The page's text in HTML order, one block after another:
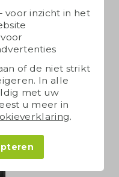
Pipe fles
voor inzicht in het
of de niet strikt
In alle
met uw
u meer in
.